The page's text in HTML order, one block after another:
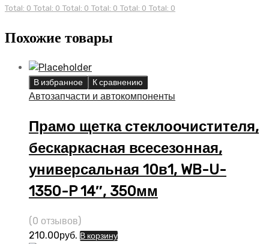
Total: 0 Total: 0 Total: 0 Total: 0 Total: 0 Total: 0
Похожие товары
В избранное К сравнению
Автозапчасти и автокомпоненты
Прамо щетка стеклоочистителя,
бескаркасная всесезонная,
универсальная 10в1, WB-U-
1350-P 14″, 350мм
(0 отзывов)
210.00руб. В корзину